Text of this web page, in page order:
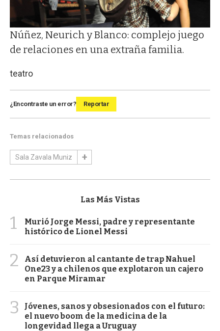
Núñez, Neurich y Blanco: complejo juego
de relaciones en una extraña familia.
teatro
¿Encontraste un error? Reportar
Temas relacionados
Sala Zavala Muniz
Las Más Vistas
1
Murió Jorge Messi, padre y representante
histórico de Lionel Messi
2
Así detuvieron al cantante de trap Nahuel
One23 y a chilenos que explotaron un cajero
en Parque Miramar
3
Jóvenes, sanos y obsesionados con el futuro:
el nuevo boom de la medicina de la
longevidad llega a Uruguay